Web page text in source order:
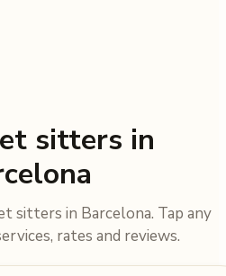
sitters in
sitters in Barcelona. Tap any
rates and reviews.